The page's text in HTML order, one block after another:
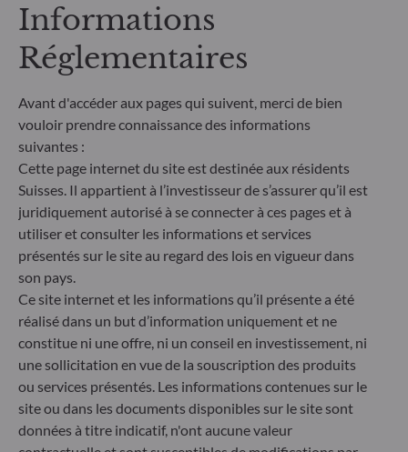
sur les facteurs de durabilité dans le processus de
gestion traite les risques de durabilité en intégrant
des critères ESG (Environnement et/ou Social et/ou
Gouvernance) dans son processus de décision
d'investissement. Article 9 : L'équipe de gestion suit
un objectif d'investissement durable strict qui
contribue de manière significative aux défis de la
transition écologique, et traite les risques de
durabilité par le biais de notations fournies par le
fournisseur externe de données ESG de la société
de gestion
Informations
Réglementaires
Avant d'accéder aux pages qui suivent, merci de bien
vouloir prendre connaissance des informations
suivantes :
Cette page internet du site est destinée aux résidents
Suisses. Il appartient à l’investisseur de s’assurer qu’il est
juridiquement autorisé à se connecter à ces pages et à
utiliser et consulter les informations et services
présentés sur le site au regard des lois en vigueur dans
son pays.
Ce site internet et les informations qu’il présente a été
réalisé dans un but d’information uniquement et ne
constitue ni une offre, ni un conseil en investissement, ni
une sollicitation en vue de la souscription des produits
ou services présentés. Les informations contenues sur le
site ou dans les documents disponibles sur le site sont
données à titre indicatif, n'ont aucune valeur